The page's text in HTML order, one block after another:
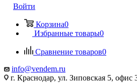
Войти
Корзина0
Избранные товары0
Сравнение товаров0
info@vendem.ru
г. Краснодар, ул. Зиповская 5, офис